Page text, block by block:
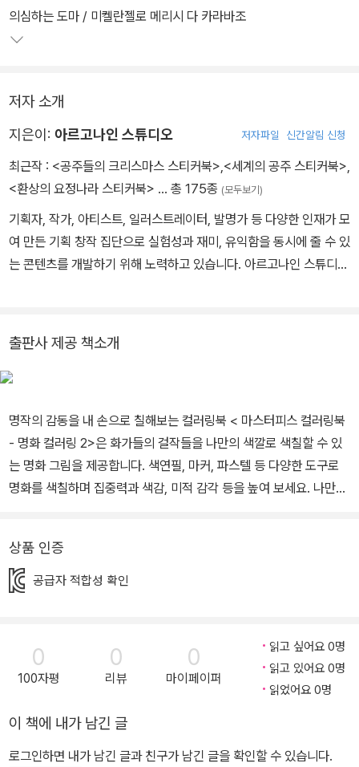
의심하는 도마 / 미켈란젤로 메리시 다 카라바조
저자 소개
지은이: 아르고나인 스튜디오 저자파일 신간알림 신청
최근작 : <공주들의 크리스마스 스티커북>,<세계의 공주 스티커북>,
<환상의 요정나라 스티커북> … 총 175종 (모두보기)
기획자, 작가, 아티스트, 일러스트레이터, 발명가 등 다양한 인재가 모
여 만든 기획 창작 집단으로 실험성과 재미, 유익함을 동시에 줄 수 있
는 콘텐츠를 개발하기 위해 노력하고 있습니다. 아르고나인 스튜디오
출판사 제공 책소개
명작의 감동을 내 손으로 칠해보는 컬러링북 < 마스터피스 컬러링북
- 명화 컬러링 2>은 화가들의 걸작들을 나만의 색깔로 색칠할 수 있
는 명화 그림을 제공합니다. 색연필, 마커, 파스텔 등 다양한 도구로
명화를 색칠하며 집중력과 색감, 미적 감각 등을 높여 보세요. 나만의
쪽 페이지에는 실제 프레임 속에 명화 밑그림을 보는 그대로 칠할 수
있게 하였어요. 명작의 감동을 내가 선택한 색연필, 마커, 파스텔 등
서에 나오는 미술작품에 직접 컬러링을 해보면서 미술에 자신감을 갖
을 수 있어요. 레오나르도 다빈치에서 몬드리안까지! 30선 수록 어렸
을 때부터 그림을 많이 접할수록 감수성이 풍부합니다. 작품을 다양
한 관점에서 바라보고 가슴으로 느끼고 이야기를 만들어 보는 활동은
창의력을 키워줄 뿐만 아니라 정서적으로 안정감을 줍니다. 특히 세
계적인 화가들의 명화는 아름다운 색감과 독특한 표현 기법으로 진한
상품 인증
공급자 적합성 확인
0
100자평
0
리뷰
0
마이페이퍼
읽고 싶어요 0명
읽고 있어요 0명
읽었어요 0명
이 책에 내가 남긴 글
로그인하면 내가 남긴 글과 친구가 남긴 글을 확인할 수 있습니다.